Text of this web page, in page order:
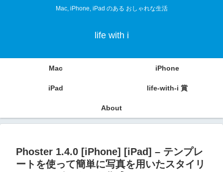
Mac, iPhone, iPad のある おしゃれな生活
life with i
Mac iPhone
iPad life-with-i 賞
About
Phoster 1.4.0 [iPhone] [iPad] – テンプレ
ートを使って簡単に写真を用いたスタイリ